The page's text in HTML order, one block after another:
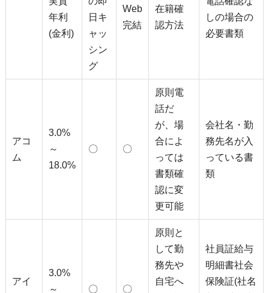
年利
(金利)
日キ
ャッ
シン
グ
Web
完結
在籍確
認方法
しの場合の
必要書類
アコ
ム
3.0%
～
18.0%
〇 〇
原則電
話だ
が、場
合によ
っては
書類確
認に変
更可能
会社名・勤
務先名が入
っている書
類
アイ
3.0%
～
〇 〇
原則と
して勤
務先や
自宅へ
社員証給与
明細書社会
保険証(社名